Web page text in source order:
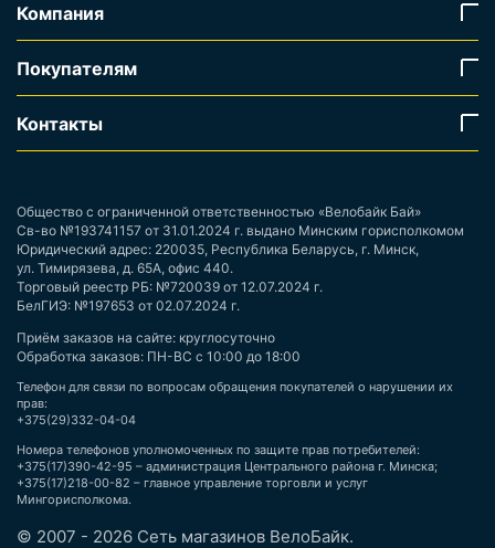
Компания
Покупателям
Контакты
Общество с ограниченной ответственностью «Велобайк Бай»
Св-во №193741157 от 31.01.2024 г. выдано Минским горисполкомом
Юридический адрес: 220035, Республика Беларусь, г. Минск,
ул. Тимирязева, д. 65А, офис 440.
Торговый реестр РБ: №720039 от 12.07.2024 г.
БелГИЭ: №197653 от 02.07.2024 г.
Приём заказов на сайте: круглосуточно
Обработка заказов: ПН-ВС с 10:00 до 18:00
Телефон для связи по вопросам обращения покупателей о нарушении их
прав:
+375(29)332-04-04
Номера телефонов уполномоченных по защите прав потребителей:
+375(17)390-42-95 – администрация Центрального района г. Минска;
+375(17)218-00-82 – главное управление торговли и услуг
Мингорисполкома.
© 2007 - 2026 Сеть магазинов ВелоБайк.